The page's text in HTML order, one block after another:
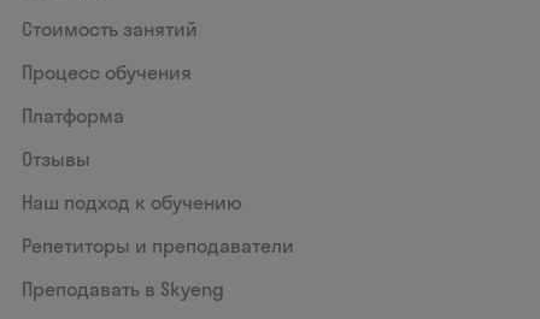
Стоимость занятий
Процесс обучения
Платформа
Отзывы
Наш подход к обучению
Репетиторы и преподаватели
Преподавать в Skyeng